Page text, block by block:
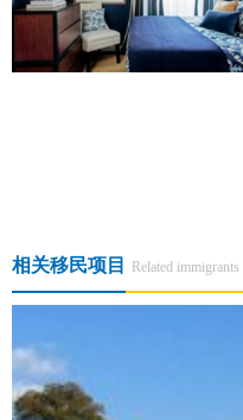
相关移民项目 Related immigrants